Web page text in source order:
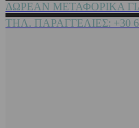
ΔΩΡΕΑΝ ΜΕΤΑΦΟΡΙΚΑ
ΤΗΛ. ΠΑΡΑΓΓΕΛΙΕΣ: +30